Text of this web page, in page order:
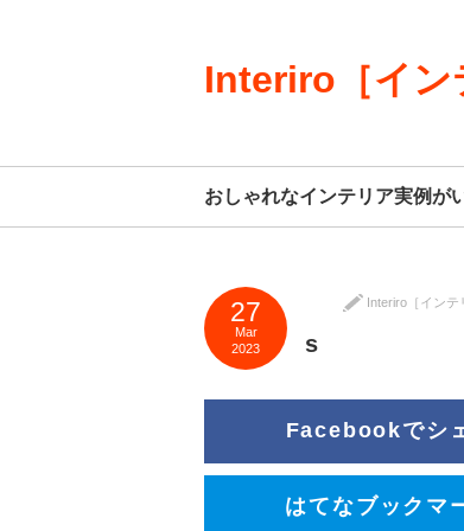
Interiro［イン
おしゃれなインテリア実例が
27
Mar
2023
Interiro［インテ
s
Facebookでシ
はてなブックマ